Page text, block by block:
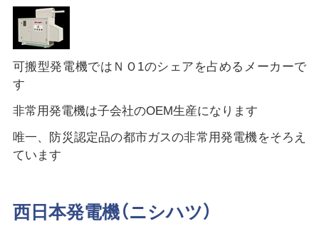
可搬型発電機ではＮＯ1のシェアを占めるメーカーで
す
非常用発電機は子会社のOEM生産になります
唯一、防災認定品の都市ガスの非常用発電機をそろえ
ています
西日本発電機（ニシハツ）